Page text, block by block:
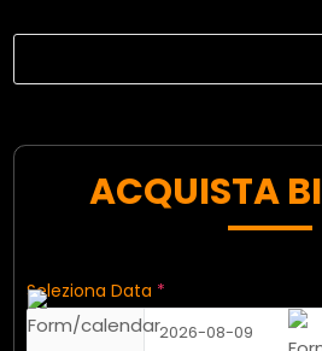
ACQUISTA
Seleziona Data *
2026-08-09